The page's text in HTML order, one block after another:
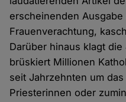
erscheinenden
Frauenverachtung,
Darüber hinaus klagt
brüskiert Millionen
seit Jahrzehnten um
Priesterinnen oder